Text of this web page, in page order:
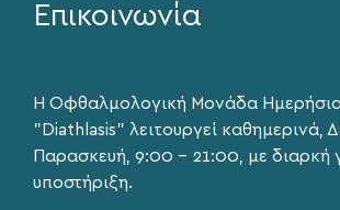
Επικοινωνία
Η Οφθαλμολογική Μονάδα
"Diathlasis" λειτουργεί καθημερινά,
Παρασκευή, 9:00 – 21:00, με διαρκή
υποστήριξη.